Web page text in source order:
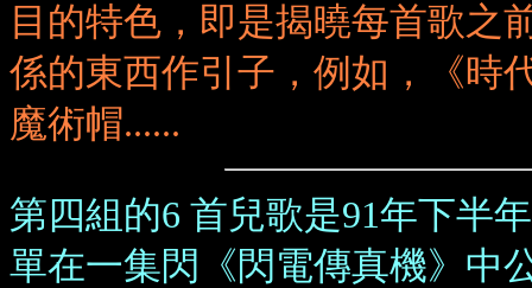
目的特色，即是揭曉每首歌之
係的東西作引子，例如，《時
魔術帽......
第四組的6 首兒歌是91年下半
單在一集閃《閃電傳真機》中